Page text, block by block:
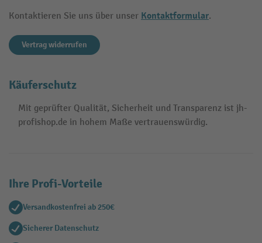
Kontaktieren Sie uns über unser Kontaktformular.
Vertrag widerrufen
Käuferschutz
Mit geprüfter Qualität, Sicherheit und Transparenz ist jh-
profishop.de in hohem Maße vertrauenswürdig.
Ihre Profi-Vorteile
Versandkostenfrei ab 250€
Sicherer Datenschutz